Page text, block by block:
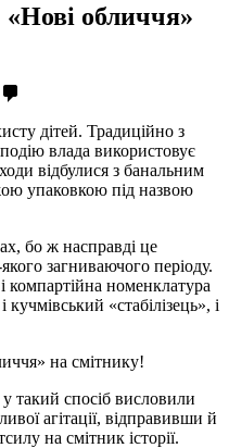
обличчя»
дітей. Традиційно з
влада використовує
відбулися з банальним
упаковкою під назвою
бо ж насправді це
загниваючого періоду.
компартійна номенклатура
«стабілізець», і
такий спосіб висловили
агітації, відправивши й
на смітник історії.